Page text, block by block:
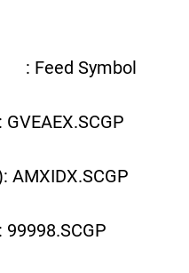
Symbol
AMXIDX.SCGP